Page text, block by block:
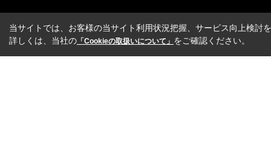
当サイトでは、お客様の当サイト利用状況把握、サービス向上検討
詳しくは、当社の 「Cookieの取扱いについて」 をご確認ください。